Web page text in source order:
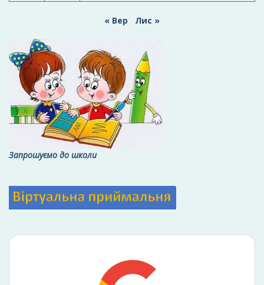
« Вер Лис »
Запрошуємо до школи